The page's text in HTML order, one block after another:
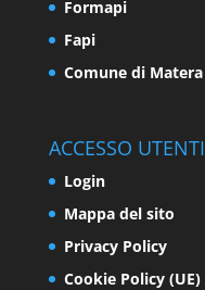
Formapi
Fapi
Comune di Matera
ACCESSO UTENTI
Login
Mappa del sito
Privacy Policy
Cookie Policy (UE)